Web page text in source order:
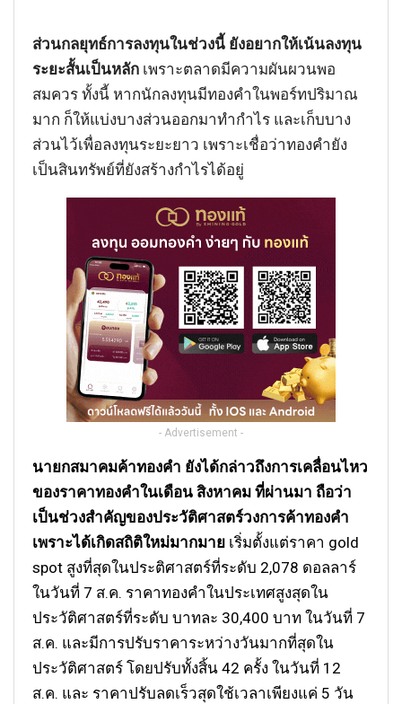
ส่วนกลยุทธ์การลงทุนในช่วงนี้ ยังอยากให้เน้นลงทุน
ระยะสั้นเป็นหลัก เพราะตลาดมีความผันผวนพอ
สมควร ทั้งนี้ หากนักลงทุนมีทองคำในพอร์ทปริมาณ
มาก ก็ให้แบ่งบางส่วนออกมาทำกำไร และเก็บบาง
ส่วนไว้เพื่อลงทุนระยะยาว เพราะเชื่อว่าทองคำยัง
เป็นสินทรัพย์ที่ยังสร้างกำไรได้อยู่
- Advertisement -
นายกสมาคมค้าทองคำ ยังได้กล่าวถึงการเคลื่อนไหว
ของราคาทองคำในเดือน สิงหาคม ที่ผ่านมา ถือว่า
เป็นช่วงสำคัญของประวัติศาสตร์วงการค้าทองคำ
เพราะได้เกิดสถิติใหม่มากมาย เริ่มตั้งแต่ราคา gold
spot สูงที่สุดในประติศาสตร์ที่ระดับ 2,078 ดอลลาร์
ในวันที่ 7 ส.ค. ราคาทองคำในประเทศสูงสุดใน
ประวัติศาสตร์ที่ระดับ บาทละ 30,400 บาท ในวันที่ 7
ส.ค. และมีการปรับราคาระหว่างวันมากที่สุดใน
ประวัติศาสตร์ โดยปรับทั้งสิ้น 42 ครั้ง ในวันที่ 12
ส.ค. และ ราคาปรับลดเร็วสุดใช้เวลาเพียงแค่ 5 วัน